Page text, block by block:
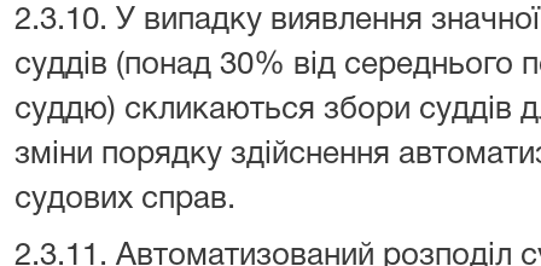
2.3.10. У випадку виявлення
суддів (понад 30% від середнього
суддю) скликаються збори суддів
зміни порядку здійснення
судових справ.
2.3.11. Автоматизований розподіл